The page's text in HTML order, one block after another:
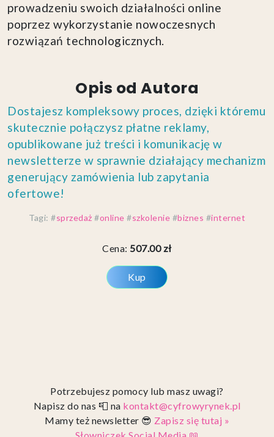
prowadzeniu swoich działalności online
poprzez wykorzystanie nowoczesnych
rozwiązań technologicznych.
Opis od Autora
Dostajesz kompleksowy proces, dzięki któremu
skutecznie połączysz płatne reklamy,
opublikowane już treści i komunikację w
newsletterze w sprawnie działający mechanizm
generujący zamówienia lub zapytania
ofertowe!
Tagi: #sprzedaż #online #szkolenie #biznes #internet
Cena: 507.00 zł
Kup
Potrzebujesz pomocy lub masz uwagi?
Napisz do nas 📮 na kontakt@cyfrowyrynek.pl
Mamy też newsletter 😎 Zapisz się tutaj »